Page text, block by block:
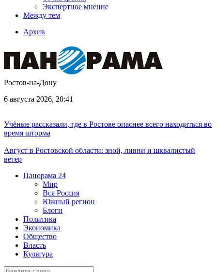
Экспертное мнение
Между тем
Архив
Ростов-на-Дону
6 августа 2026, 20:41
Учёные рассказали, где в Ростове опаснее всего находиться во
время шторма
Август в Ростовской области: зной, ливни и шквалистый
ветер
Панорама 24
Мир
Вся Россия
Южный регион
Блоги
Политика
Экономика
Общество
Власть
Культура